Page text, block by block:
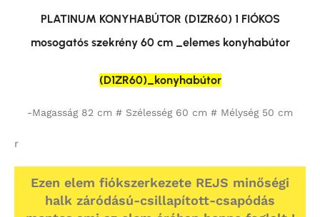
PLATINUM KONYHABÚTOR (D1ZR60) 1 FIÓKOS
mosogatós szekrény 60 cm _elemes konyhabútor
(D1ZR60)_konyhabútor
-Magasság 82 cm # Szélesség 60 cm # Mélység 50 cm
r
Ezen elem fiókszerkezete REJS minőségi
halk záródású-csillapított-csapódás